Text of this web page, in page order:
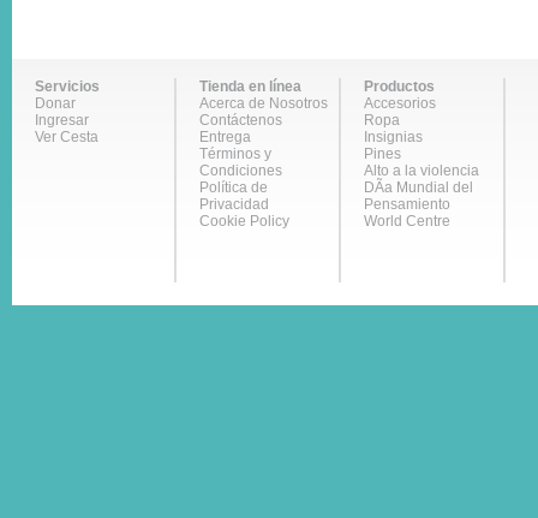
Servicios
Donar
Ingresar
Ver Cesta
Tienda en línea
Acerca de Nosotros
Contáctenos
Entrega
Términos y
Condiciones
Política de
Privacidad
Cookie Policy
Productos
Accesorios
Ropa
Insignias
Pines
Alto a la violencia
DÃ­a Mundial del
Pensamiento
World Centre